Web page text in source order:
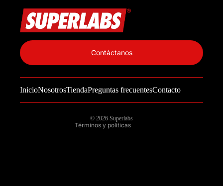
InicioNosotrosTiendaPreguntas frecuentesContacto
Contáctanos
© 2026 Superlabs
Términos y políticas
Información de contacto
Política de reembolso
Términos del servicio
Política de envío